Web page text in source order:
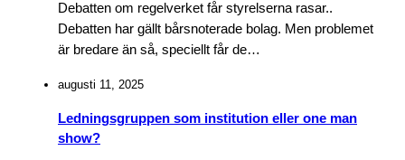
Debatten om regelverket får styrelserna rasar..
Debatten har gällt bårsnoterade bolag. Men problemet
är bredare än så, speciellt får de…
augusti 11, 2025
Ledningsgruppen som institution eller one man
show?